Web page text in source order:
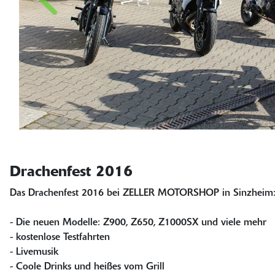
Drachenfest 2016
Das Drachenfest 2016 bei ZELLER MOTORSHOP in Sinzheim:
- Die neuen Modelle: Z900, Z650, Z1000SX und viele mehr
- kostenlose Testfahrten
- Livemusik
- Coole Drinks und heißes vom Grill